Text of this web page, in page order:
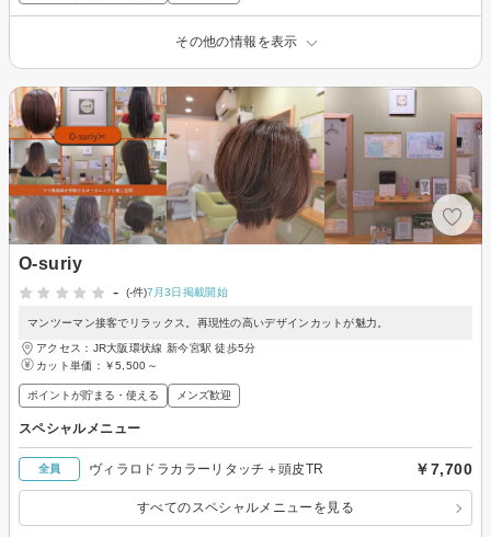
その他の情報を表示
O-suriy
-
(-件)7月3日掲載開始
マンツーマン接客でリラックス。再現性の高いデザインカットが魅力。
アクセス：JR大阪環状線 新今宮駅 徒歩5分
カット単価： ￥5,500～
ポイントが貯まる・使える メンズ歓迎
スペシャルメニュー
全員 ヴィラロドラカラーリタッチ＋頭皮TR ￥7,700
すべてのスペシャルメニューを見る